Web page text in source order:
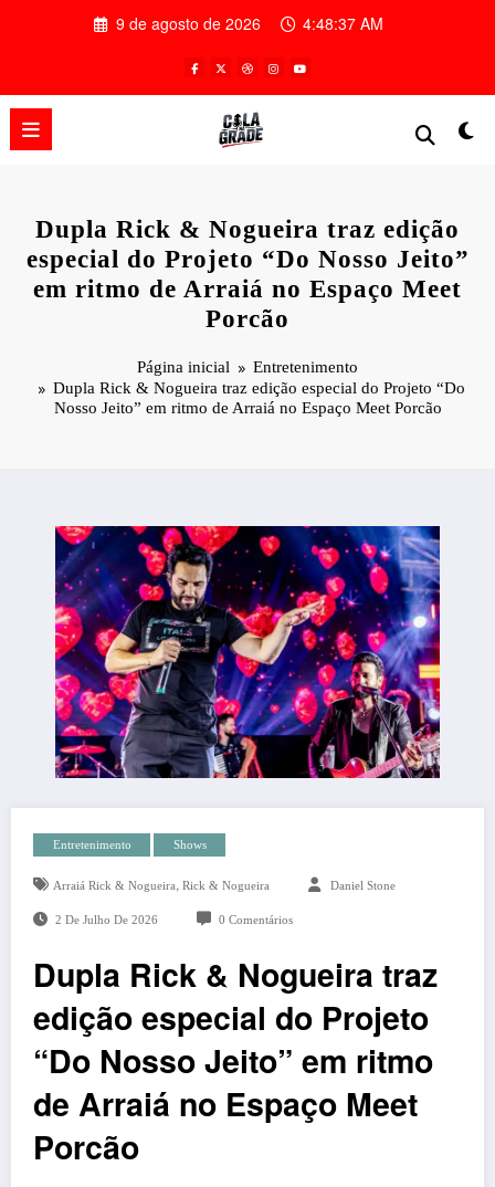
9 de agosto de 2026 4:48:38 AM
Dupla Rick & Nogueira traz edição
especial do Projeto “Do Nosso Jeito”
em ritmo de Arraiá no Espaço Meet
Porcão
Página inicial
Entretenimento
Dupla Rick & Nogueira traz edição especial do Projeto “Do
Nosso Jeito” em ritmo de Arraiá no Espaço Meet Porcão
Entretenimento Shows
Arraiá Rick & Nogueira, Rick & Nogueira Daniel Stone
2 De Julho De 2026 0 Comentários
Dupla Rick & Nogueira traz
edição especial do Projeto
“Do Nosso Jeito” em ritmo
de Arraiá no Espaço Meet
Porcão